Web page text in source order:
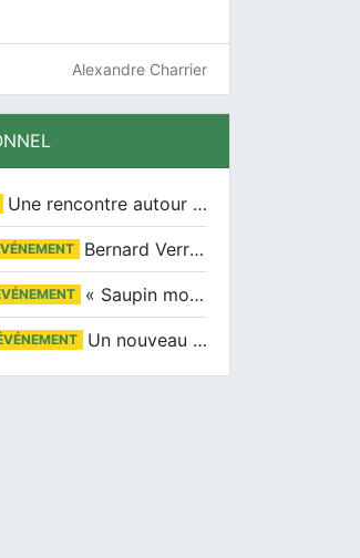
Alexandre Charrier
Une rencontre autour de Jean-Claude Suaudeau
Bernard Verret en dédicaces le samedi 13 décembre à l’Espace Culturel Atlantis
« Saupin mon amour » au salon du livre de Trentemoult
Un nouveau tirage pour le Docu-BD